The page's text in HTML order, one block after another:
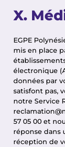
X.
EGPE
mis en place
électronique
données par
satisfont pas,
notre Service
57 05 00 et
réponse dans
réception de